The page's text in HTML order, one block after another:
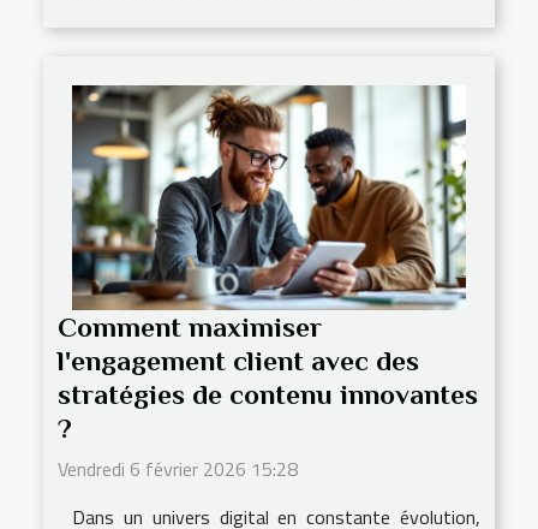
Comment maximiser
l'engagement client avec des
stratégies de contenu innovantes
?
Vendredi 6 février 2026 15:28
Dans un univers digital en constante évolution,